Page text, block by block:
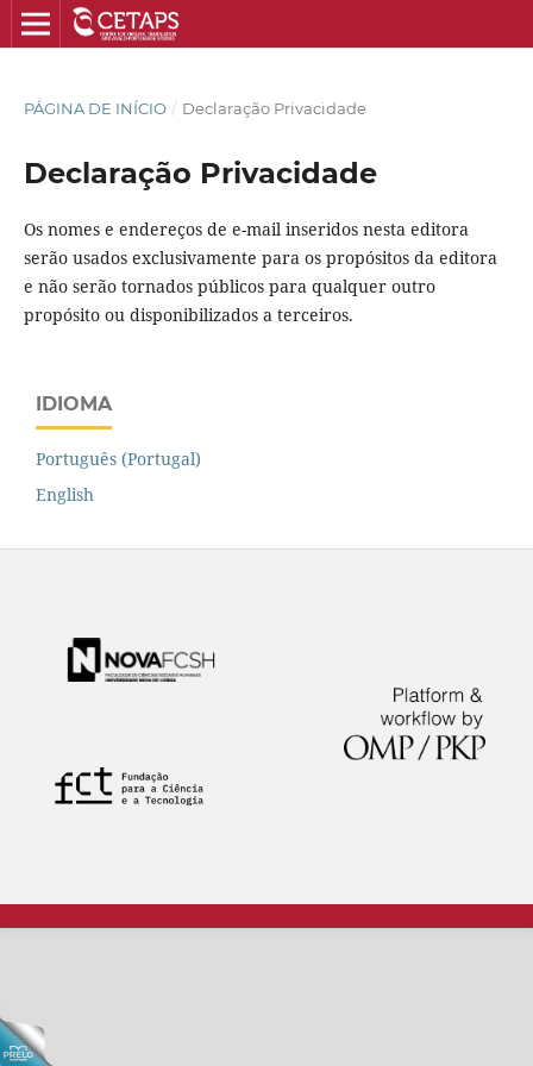
PÁGINA DE INÍCIO / Declaração Privacidade
Declaração Privacidade
Os nomes e endereços de e-mail inseridos nesta editora
serão usados exclusivamente para os propósitos da editora
e não serão tornados públicos para qualquer outro
propósito ou disponibilizados a terceiros.
IDIOMA
Português (Portugal)
English